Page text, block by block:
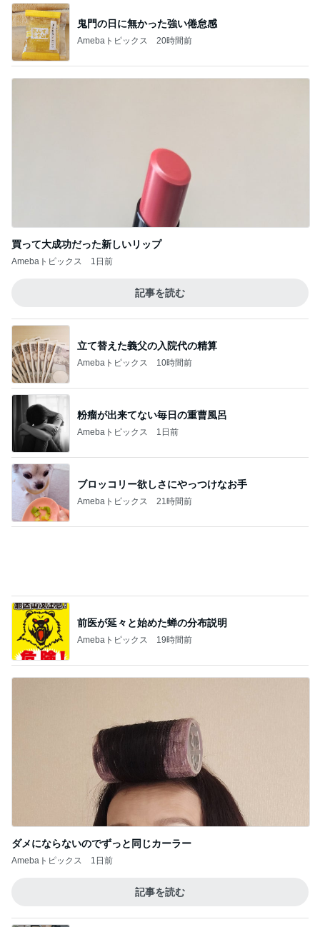
粉瘤が出来てない毎日の重曹風呂
21時間前
前医が延々と始めた蝉の分布説明
Amebaトピックス 19時間前
ダメにならないのでずっと同じカーラー
Amebaトピックス
やって驚きだったお洒落な暑さ対策
親友の+100円のピーマンマシマシ
1日前
娘たちが大好きな定番の冷凍唐揚げ
予約して買った美味しいとうきび
Amebaトピックス 1日前